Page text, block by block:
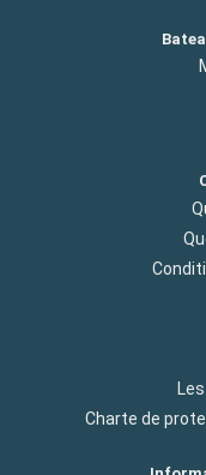
Les
Charte de